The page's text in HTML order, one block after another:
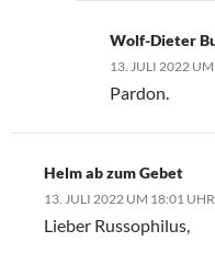
Wolf-Dieter
13. JULI 2022
Pardon.
Helm ab zum Gebet
13. JULI 2022 UM 18:01 UHR
Lieber Russophilus,